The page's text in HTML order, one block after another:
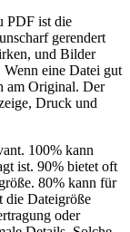
PDF ist die
gerendert
und Bilder
eine Datei gut
am Original. Der
Druck und
100% kann
ist. 90% bietet oft
80% kann für
die Dateigröße
oder